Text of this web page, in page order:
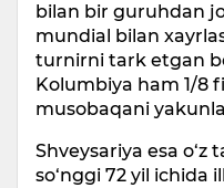
bilan bir guruhdan
mundial bilan
turnirni tark etgan
Kolumbiya ham 1/8
musobaqani
Shveysariya esa
so‘nggi 72 yil ichida